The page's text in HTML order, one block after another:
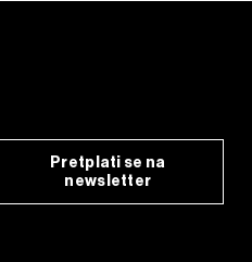
Pretplati se na
newsletter